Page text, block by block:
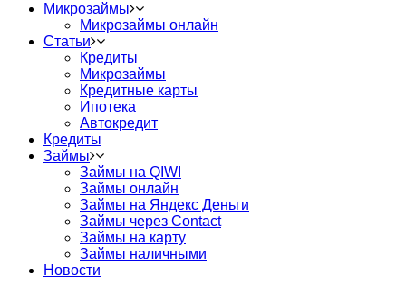
Микрозаймы
Микрозаймы онлайн
Статьи
Кредиты
Микрозаймы
Кредитные карты
Ипотека
Автокредит
Кредиты
Займы
Займы на QIWI
Займы онлайн
Займы на Яндекс Деньги
Займы через Contact
Займы на карту
Займы наличными
Новости